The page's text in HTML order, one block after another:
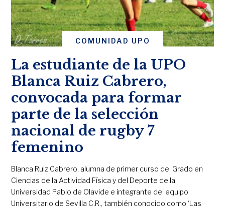
COMUNIDAD UPO
La estudiante de la UPO
Blanca Ruiz Cabrero,
convocada para formar
parte de la selección
nacional de rugby 7
femenino
Blanca Ruiz Cabrero, alumna de primer curso del Grado en
Ciencias de la Actividad Física y del Deporte de la
Universidad Pablo de Olavide e integrante del equipo
Universitario de Sevilla C.R., también conocido como ‘Las